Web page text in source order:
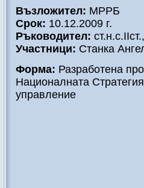
Възложител: МРРБ
Срок: 10.12.2009 г.
Ръководител:
Участници: Станка
Форма: Разработена
Националната
управление